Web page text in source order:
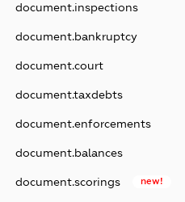
document.inspections
document.bankruptcy
document.court
document.taxdebts
document.enforcements
document.balances
document.scorings new!